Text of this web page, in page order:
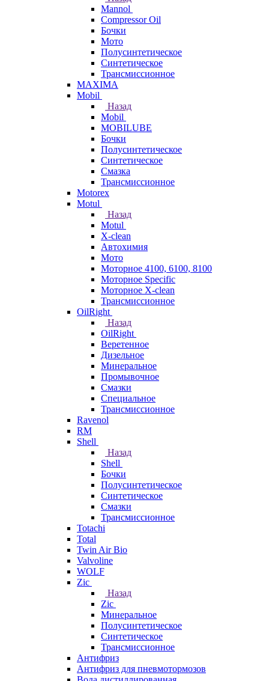
Mannol
Compressor Oil
Бочки
Мото
Полусинтетическое
Синтетическое
Трансмиссионное
MAXIMA
Mobil
Назад
Mobil
MOBILUBE
Бочки
Полусинтетическое
Синтетическое
Смазка
Трансмиссионное
Motorex
Motul
Назад
Motul
X-clean
Автохимия
Мото
Моторное 4100, 6100, 8100
Моторное Specific
Моторное X-clean
Трансмиссионное
OilRight
Назад
OilRight
Веретенное
Дизельное
Минеральное
Промывочное
Смазки
Специальное
Трансмиссионное
Ravenol
RM
Shell
Назад
Shell
Бочки
Полусинтетическое
Синтетическое
Смазки
Трансмиссионное
Totachi
Total
Twin Air Bio
Valvoline
WOLF
Zic
Назад
Zic
Минеральное
Полусинтетическое
Синтетическое
Трансмиссионное
Антифриз
Антифриз для пневмотормозов